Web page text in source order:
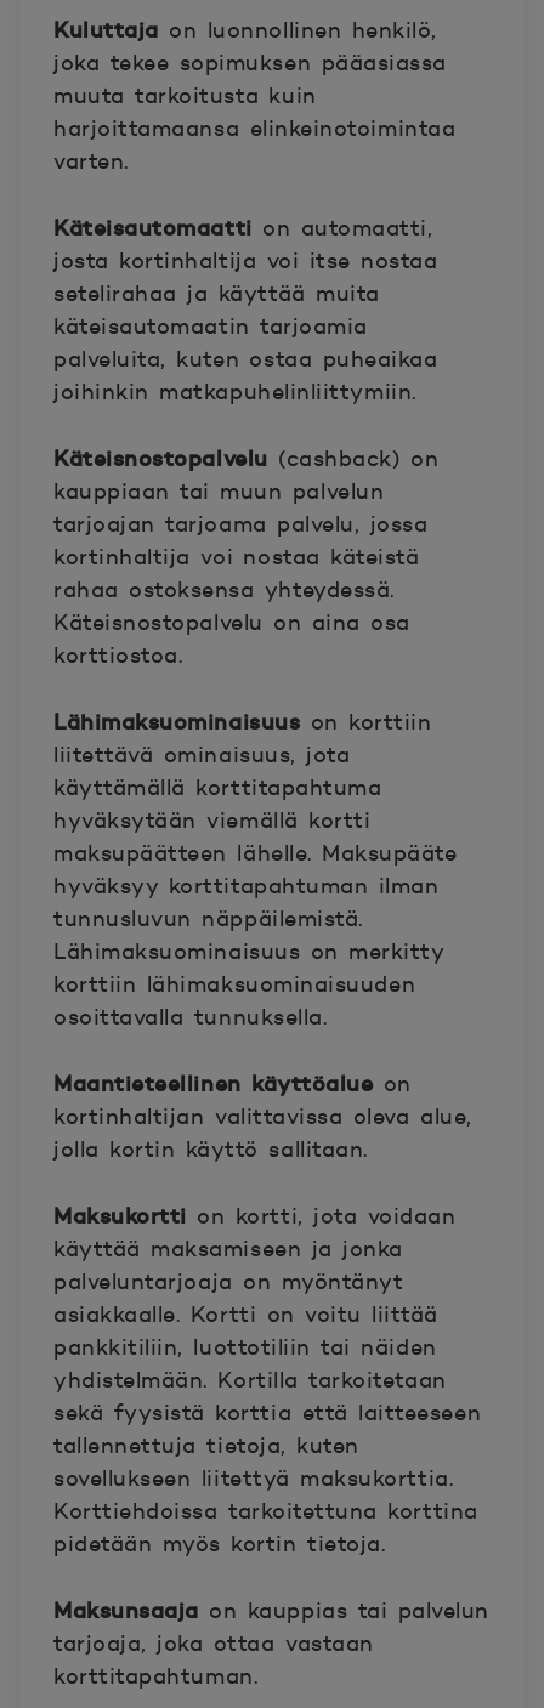
Kuluttaja on luonnollinen henkilö,
joka tekee sopimuksen pääasiassa
muuta tarkoitusta kuin
harjoittamaansa elinkeinotoimintaa
varten.
Käteisautomaatti on automaatti,
josta kortinhaltija voi itse nostaa
setelirahaa ja käyttää muita
käteisautomaatin tarjoamia
palveluita, kuten ostaa puheaikaa
joihinkin matkapuhelinliittymiin.
Käteisnostopalvelu (cashback) on
kauppiaan tai muun palvelun
tarjoajan tarjoama palvelu, jossa
kortinhaltija voi nostaa käteistä
rahaa ostoksensa yhteydessä.
Käteisnostopalvelu on aina osa
korttiostoa.
Lähimaksuominaisuus on korttiin
liitettävä ominaisuus, jota
käyttämällä korttitapahtuma
hyväksytään viemällä kortti
maksupäätteen lähelle. Maksupääte
hyväksyy korttitapahtuman ilman
tunnusluvun näppäilemistä.
Lähimaksuominaisuus on merkitty
korttiin lähimaksuominaisuuden
osoittavalla tunnuksella.
Maantieteellinen käyttöalue on
kortinhaltijan valittavissa oleva alue,
jolla kortin käyttö sallitaan.
Maksukortti on kortti, jota voidaan
käyttää maksamiseen ja jonka
palveluntarjoaja on myöntänyt
asiakkaalle. Kortti on voitu liittää
pankkitiliin, luottotiliin tai näiden
yhdistelmään. Kortilla tarkoitetaan
sekä fyysistä korttia että laitteeseen
tallennettuja tietoja, kuten
sovellukseen liitettyä maksukorttia.
Korttiehdoissa tarkoitettuna korttina
pidetään myös kortin tietoja.
Maksunsaaja on kauppias tai palvelun
tarjoaja, joka ottaa vastaan
korttitapahtuman.